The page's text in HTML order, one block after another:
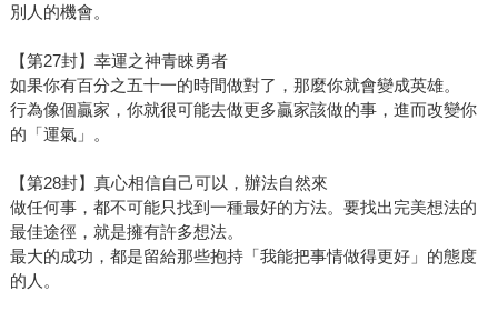
別人的機會。
【第27封】幸運之神青睞勇者
如果你有百分之五十一的時間做對了，那麼你就會變成英雄。
行為像個贏家，你就很可能去做更多贏家該做的事，進而改變你
的「運氣」。
【第28封】真心相信自己可以，辦法自然來
做任何事，都不可能只找到一種最好的方法。要找出完美想法的
最佳途徑，就是擁有許多想法。
最大的成功，都是留給那些抱持「我能把事情做得更好」的態度
的人。